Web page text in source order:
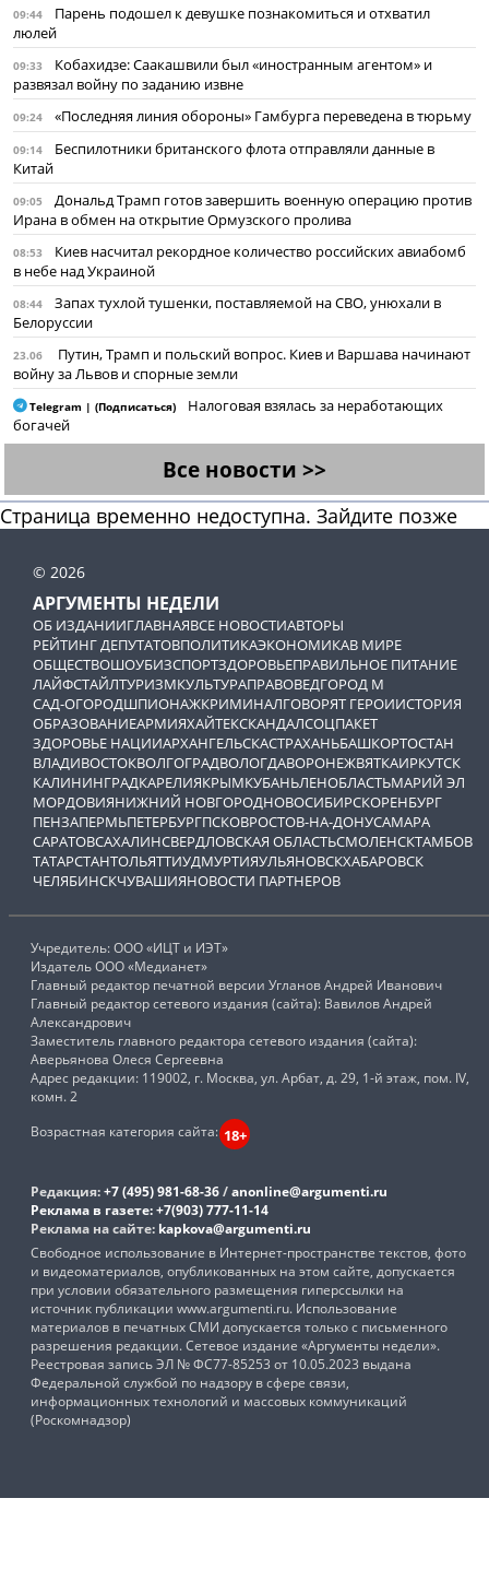
09:44
Парень подошел к девушке познакомиться и отхватил
люлей
09:33
Кобахидзе: Саакашвили был «иностранным агентом» и
развязал войну по заданию извне
09:24 «Последняя линия обороны» Гамбурга переведена в тюрьму
09:14
Беспилотники британского флота отправляли данные в
Китай
09:05
Дональд Трамп готов завершить военную операцию против
Ирана в обмен на открытие Ормузского пролива
08:53
Киев насчитал рекордное количество российских авиабомб
в небе над Украиной
08:44
Запах тухлой тушенки, поставляемой на СВО, унюхали в
Белоруссии
23.06
Путин, Трамп и польский вопрос. Киев и Варшава начинают
войну за Львов и спорные земли
Telegram | (Подписаться)
Налоговая взялась за неработающих
богачей
Все новости >>
Страница временно недоступна. Зайдите позже
© 2026
АРГУМЕНТЫ НЕДЕЛИ
ОБ ИЗДАНИИГЛАВНАЯВСЕ НОВОСТИАВТОРЫ
РЕЙТИНГ ДЕПУТАТОВПОЛИТИКАЭКОНОМИКАВ МИРЕ
ОБЩЕСТВОШОУБИЗСПОРТЗДОРОВЬЕПРАВИЛЬНОЕ ПИТАНИЕ
ЛАЙФСТАЙЛТУРИЗМКУЛЬТУРАПРАВОВЕДГОРОД М
САД-ОГОРОДШПИОНАЖКРИМИНАЛГОВОРЯТ ГЕРОИИСТОРИЯ
ОБРАЗОВАНИЕАРМИЯХАЙТЕКСКАНДАЛСОЦПАКЕТ
ЗДОРОВЬЕ НАЦИИАРХАНГЕЛЬСКАСТРАХАНЬБАШКОРТОСТАН
ВЛАДИВОСТОКВОЛГОГРАДВОЛОГДАВОРОНЕЖВЯТКАИРКУТСК
КАЛИНИНГРАДКАРЕЛИЯКРЫМКУБАНЬЛЕНОБЛАСТЬМАРИЙ ЭЛ
МОРДОВИЯНИЖНИЙ НОВГОРОДНОВОСИБИРСКОРЕНБУРГ
ПЕНЗАПЕРМЬПЕТЕРБУРГПСКОВРОСТОВ-НА-ДОНУСАМАРА
САРАТОВСАХАЛИНСВЕРДЛОВСКАЯ ОБЛАСТЬСМОЛЕНСКТАМБОВ
ТАТАРСТАНТОЛЬЯТТИУДМУРТИЯУЛЬЯНОВСКХАБАРОВСК
ЧЕЛЯБИНСКЧУВАШИЯНОВОСТИ ПАРТНЕРОВ
Учредитель: ООО «ИЦТ и ИЭТ»
Издатель ООО «Медианет»
Главный редактор печатной версии Угланов Андрей Иванович
Главный редактор сетевого издания (сайта): Вавилов Андрей
Александрович
Заместитель главного редактора сетевого издания (сайта):
Аверьянова Олеся Сергеевна
Адрес редакции: 119002, г. Москва, ул. Арбат, д. 29, 1-й этаж, пом. IV,
комн. 2
Возрастная категория сайта: 18+
Редакция:+7 (495) 981-68-36/anonline@argumenti.ru
Реклама в газете:+7(903) 777-11-14
Реклама на сайте: kapkova@argumenti.ru
Свободное использование в Интернет-пространстве текстов, фото
и видеоматериалов, опубликованных на этом сайте, допускается
при условии обязательного размещения гиперссылки на
источник публикации www.argumenti.ru. Использование
материалов в печатных СМИ допускается только с письменного
разрешения редакции. Сетевое издание «Аргументы недели».
Реестровая запись ЭЛ № ФС77-85253 от 10.05.2023 выдана
Федеральной службой по надзору в сфере связи,
информационных технологий и массовых коммуникаций
(Роскомнадзор)